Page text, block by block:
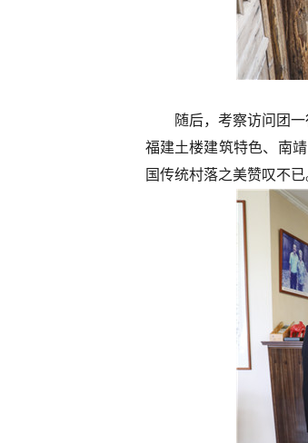
随后，考察访问团
福建土楼建筑特色、南
国传统村落之美赞叹不已